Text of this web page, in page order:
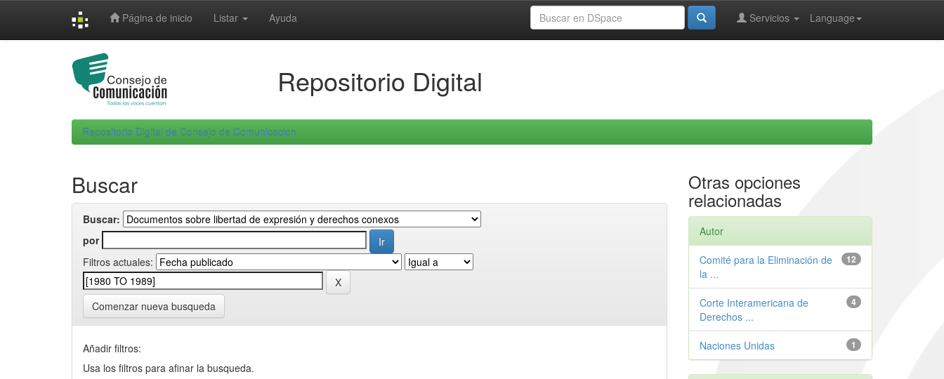
Página de inicio Listar Ayuda Language
Servicios
Repositorio Digital
Repositorio Digital de Consejo de Comunicacion
Buscar
Buscar:
por
Filtros actuales:
Comenzar nueva busqueda
Añadir filtros:
Usa los filtros para afinar la busqueda.
Otras opciones
relacionadas
Autor
12
Comité para la Eliminación de
la ...
4
Corte Interamericana de
Derechos ...
1
Naciones Unidas